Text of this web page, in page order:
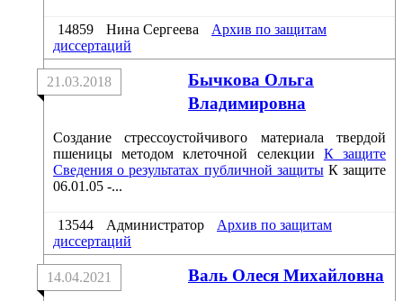
14859 Нина Сергеева
Архив по защитам
диссертаций
Бычкова Ольга
Владимировна
21.03.2018
Создание стрессоустойчивого материала твердой
пшеницы методом клеточной селекции К защите
Сведения о результатах публичной защиты К защите
06.01.05 -...
13544 Администратор
Архив по защитам
диссертаций
Валь Олеся Михайловна
14.04.2021